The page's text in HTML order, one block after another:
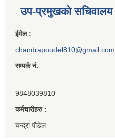
उप-प्रमुखको सचिवालय
ईमेल :
chandrapoudel810@gmail.com
सम्पर्क नं.
9848039810
कर्मचारीहरु :
चन्द्रा पौडेल